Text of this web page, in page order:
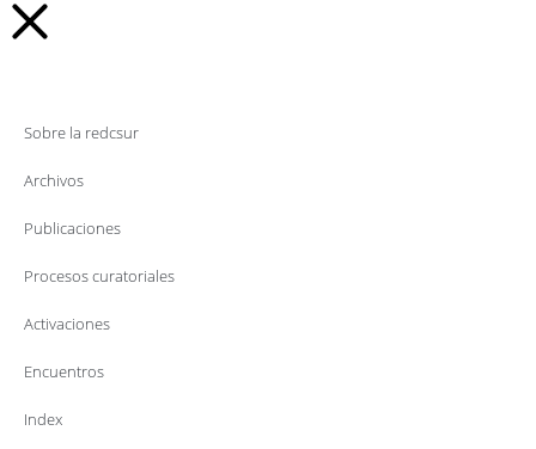
Sobre la redcsur
Archivos
Publicaciones
Procesos curatoriales
Activaciones
Encuentros
Index